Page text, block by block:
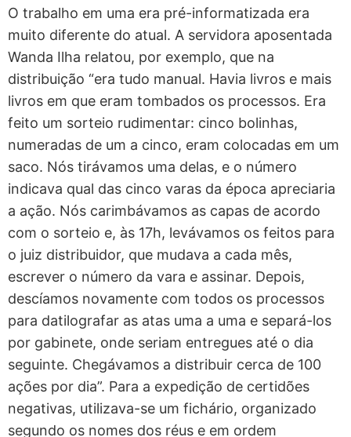
O trabalho em uma era pré-informatizada era
muito diferente do atual. A servidora aposentada
Wanda Ilha relatou, por exemplo, que na
distribuição “era tudo manual. Havia livros e mais
livros em que eram tombados os processos. Era
feito um sorteio rudimentar: cinco bolinhas,
numeradas de um a cinco, eram colocadas em um
saco. Nós tirávamos uma delas, e o número
indicava qual das cinco varas da época apreciaria
a ação. Nós carimbávamos as capas de acordo
com o sorteio e, às 17h, levávamos os feitos para
o juiz distribuidor, que mudava a cada mês,
escrever o número da vara e assinar. Depois,
descíamos novamente com todos os processos
para datilografar as atas uma a uma e separá-los
por gabinete, onde seriam entregues até o dia
seguinte. Chegávamos a distribuir cerca de 100
ações por dia”. Para a expedição de certidões
negativas, utilizava-se um fichário, organizado